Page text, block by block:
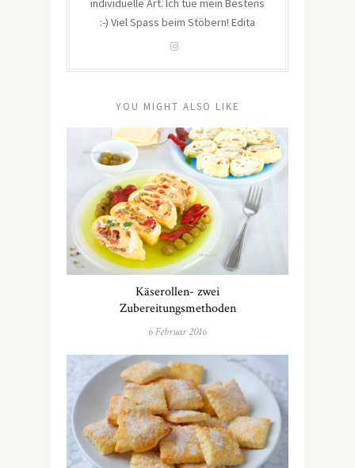
individuelle Art. Ich tue mein Bestens
:-) Viel Spass beim Stöbern! Edita
YOU MIGHT ALSO LIKE
Käserollen- zwei
Zubereitungsmethoden
6 Februar 2016